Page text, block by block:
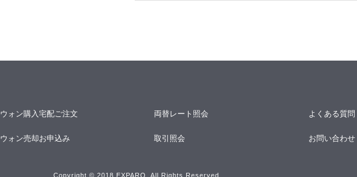
ウォン購入宅配ご注文 両替レート照会 よくある質問
ウォン売却お申込み 取引照会 お問い合わせ
Copyright © 2018 EXPARO. All Rights Reserved.